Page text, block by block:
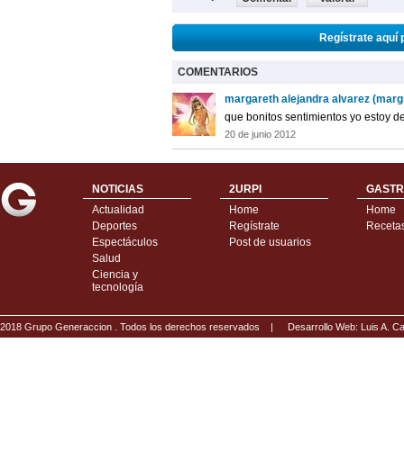
Regístrate aquí
COMENTARIOS
margareth alejandra alvarez
que bonitos sentimientos yo estoy
20 de junio 2012
NOTICIAS
Actualidad
Deportes
Espectáculos
Salud
Ciencia y
tecnología
2URPI
Home
Regístrate
Post de usuarios
Home
2018 Grupo Generaccion . Todos los derechos reservados | Desarrollo Web: Luis